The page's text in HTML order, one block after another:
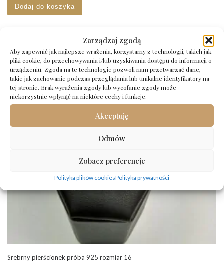
Zarządzaj zgodą
Aby zapewnić jak najlepsze wrażenia, korzystamy z technologii, takich jak
pliki cookie, do przechowywania i/lub uzyskiwania dostępu do informacji o
urządzeniu. Zgoda na te technologie pozwoli nam przetwarzać dane,
takie jak zachowanie podczas przeglądania lub unikalne identyfikatory na
tej stronie. Brak wyrażenia zgody lub wycofanie zgody może
niekorzystnie wpłynąć na niektóre cechy i funkcje.
Akceptuję
Odmów
Zobacz preferencje
Polityka plików cookiesPolityka prywatności
Dodaj do koszyka
Srebrny pierścionek próba 925 rozmiar 16